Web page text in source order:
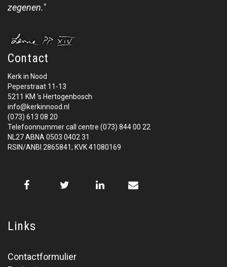
zegenen."
Contact
Kerk in Nood
Peperstraat 11-13
5211 KM 's Hertogenbosch
info@kerkinnood.nl
(073) 613 08 20
Telefoonnummer call centre (073) 844 00 22
NL27 ABNA 0503 0402 31
RSIN/ANBI 2865841; KVK 41080169
Links
Contactformulier